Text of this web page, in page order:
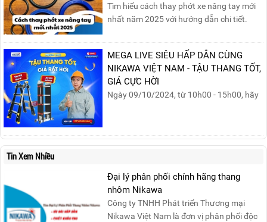
Tìm hiểu cách thay phớt xe nâng tay mới
nhất năm 2025 với hướng dẫn chi tiết.
phớt đúng cách, giúp xe nâng hoạt động
hiệu quả và bền lâu!
MEGA LIVE SIÊU HẤP DẪN CÙNG
NIKAWA VIỆT NAM - TẬU THANG TỐT,
GIÁ CỰC HỜI
Ngày 09/10/2024, từ 10h00 - 15h00, hãy
phần quà siêu hấp dẫn và mua sắm
những sản phẩm thang chính hãng với
Mega Live, bạn sẽ nhận được gì?...
Tin Xem Nhiều
Đại lý phân phối chính hãng thang
nhôm Nikawa
Công ty TNHH Phát triển Thương mại
Nikawa Việt Nam là đơn vị phân phối độc